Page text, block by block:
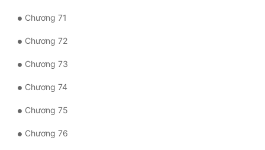
Chương 71
Chương 72
Chương 73
Chương 74
Chương 75
Chương 76